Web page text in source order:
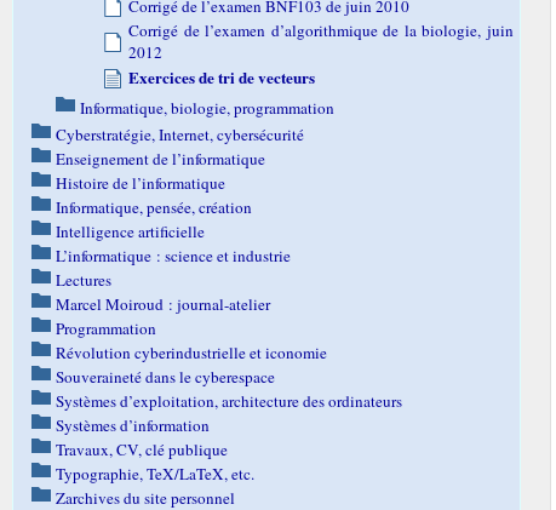
Corrigé de l’examen BNF103 de juin 2010
Corrigé de l’examen d’algorithmique de la biologie, juin
2012
Exercices de tri de vecteurs
Informatique, biologie, programmation
Cyberstratégie, Internet, cybersécurité
Enseignement de l’informatique
Histoire de l’informatique
Informatique, pensée, création
Intelligence artificielle
L’informatique : science et industrie
Lectures
Marcel Moiroud : journal-atelier
Programmation
Révolution cyberindustrielle et iconomie
Souveraineté dans le cyberespace
Systèmes d’exploitation, architecture des ordinateurs
Systèmes d’information
Travaux, CV, clé publique
Typographie, TeX/LaTeX, etc.
Zarchives du site personnel